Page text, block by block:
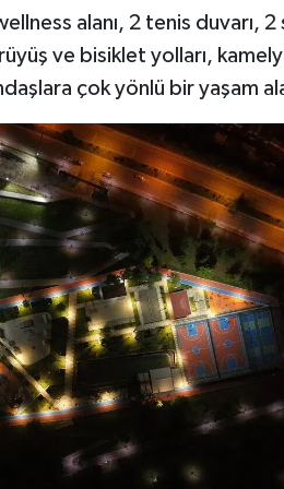
alanı, 2 tenis duvarı, 2
ve bisiklet yolları,
çok yönlü bir yaşam